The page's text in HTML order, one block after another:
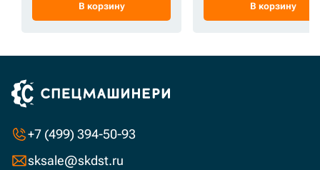
В корзину В корзину
+7 (499) 394-50-93
sksale@skdst.ru